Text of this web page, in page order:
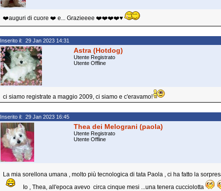
❤️auguri di cuore ❤️ e... Grazieeee ❤️❤️❤️❤️♥️
Inserito il: 29 Jan 2023 14:31
Astra (Hotdog)
Utente Registrato
Utente Offline
ci siamo registrate a maggio 2009, ci siamo e c'eravamo!
Inserito il: 29 Jan 2023 16:45
Thea dei Melograni (paola)
Utente Registrato
Utente Offline
La mia sorellona umana , molto più tecnologica di tata Paola , ci ha fatto la
Io , Thea, all'epoca avevo circa cinque mesi ...una tenera cucciolotta